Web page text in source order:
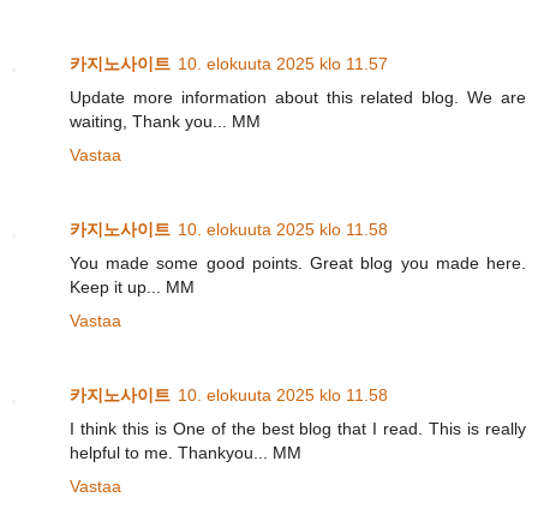
카지노사이트 10. elokuuta 2025 klo 11.57
Update more information about this related blog. We are
waiting, Thank you... MM
Vastaa
카지노사이트 10. elokuuta 2025 klo 11.58
You made some good points. Great blog you made here.
Keep it up... MM
Vastaa
카지노사이트 10. elokuuta 2025 klo 11.58
I think this is One of the best blog that I read. This is really
helpful to me. Thankyou... MM
Vastaa